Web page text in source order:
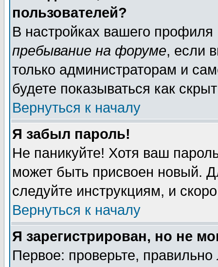
пользователей?
В настройках вашего
пребывание на форуме, если
только администраторам и
будете показываться как
Вернуться к началу
Я забыл пароль!
Не паникуйте! Хотя ваш
может быть присвоен новый.
следуйте инструкциям, и
Вернуться к началу
Я зарегистрирован, но не
Первое: проверьте,